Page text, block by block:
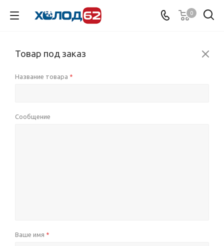
0
Товар под заказ
Название товара *
Сообщение
Ваше имя *